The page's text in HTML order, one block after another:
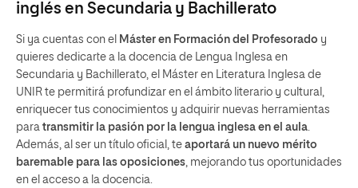
inglés en Secundaria y Bachillerato
Si ya cuentas con el Máster en Formación del Profesorado y
quieres dedicarte a la docencia de Lengua Inglesa en
Secundaria y Bachillerato, el Máster en Literatura Inglesa de
UNIR te permitirá profundizar en el ámbito literario y cultural,
enriquecer tus conocimientos y adquirir nuevas herramientas
para transmitir la pasión por la lengua inglesa en el aula.
Además, al ser un título oficial, te aportará un nuevo mérito
baremable para las oposiciones, mejorando tus oportunidades
en el acceso a la docencia.